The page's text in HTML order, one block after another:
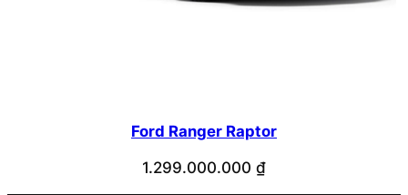
Ford Ranger Raptor
1.299.000.000 ₫